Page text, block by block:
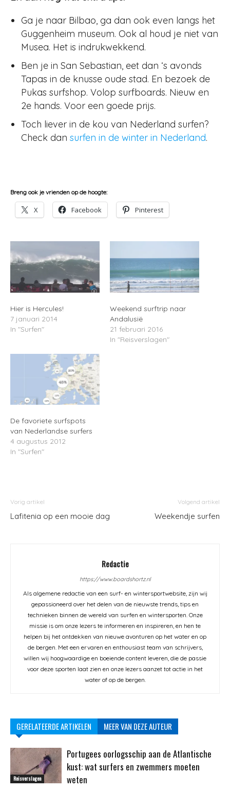
Ga je naar Bilbao, ga dan ook even langs het
Guggenheim museum. Ook al houd je niet van
Musea. Het is indrukwekkend.
Ben je in San Sebastian, eet dan ‘s avonds
Tapas in de knusse oude stad. En bezoek de
Pukas surfshop. Volop surfboards. Nieuw en
2e hands. Voor een goede prijs.
Toch liever in de kou van Nederland surfen?
Check dan surfen in de winter in Nederland.
Breng ook je vrienden op de hoogte:
X Facebook Pinterest
Hier is Hercules!
7 januari 2014
In "Surfen"
Weekend surftrip naar
Andalusië
21 februari 2016
In "Reisverslagen"
De favoriete surfspots
van Nederlandse surfers
4 augustus 2012
In "Surfen"
Vorig artikel
Lafitenia op een mooie dag
Volgend artikel
Weekendje surfen
Redactie
https://www.boardshortz.nl
Als algemene redactie van een surf- en wintersportwebsite, zijn wij
gepassioneerd over het delen van de nieuwste trends, tips en
technieken binnen de wereld van surfen en wintersporten. Onze
missie is om onze lezers te informeren en inspireren, en hen te
helpen bij het ontdekken van nieuwe avonturen op het water en op
de bergen. Met een ervaren en enthousiast team van schrijvers,
willen wij hoogwaardige en boeiende content leveren, die de passie
voor deze sporten laat zien en onze lezers aanzet tot actie in het
water of op de bergen.
GERELATEERDE ARTIKELEN MEER VAN DEZE AUTEUR
Reisverslagen
Portugees oorlogsschip aan de Atlantische
kust: wat surfers en zwemmers moeten
weten